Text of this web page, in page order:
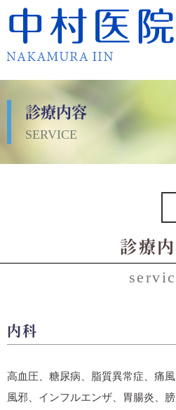
診療内容
SERVICE
診療
内科
高血圧、糖尿病、脂質異常症、痛
風邪、インフルエンザ、胃腸炎、